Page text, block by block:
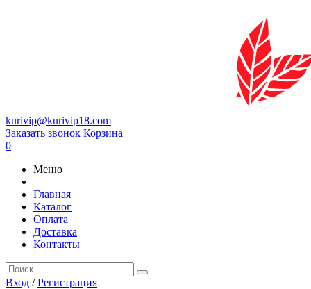
kurivip@kurivip18.com
Заказать звонок Корзина
0
Меню
Главная
Каталог
Оплата
Доставка
Контакты
Вход /Регистрация